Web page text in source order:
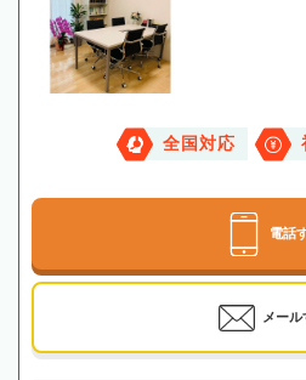
全国対応
電話
メール